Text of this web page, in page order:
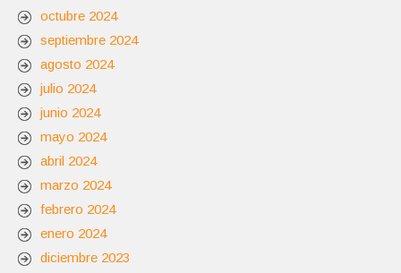
octubre 2024
septiembre 2024
agosto 2024
julio 2024
junio 2024
mayo 2024
abril 2024
marzo 2024
febrero 2024
enero 2024
diciembre 2023